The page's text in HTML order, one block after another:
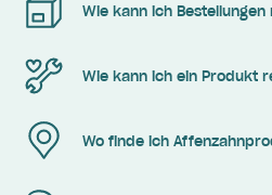
Wie kann ich
Wie kann ich ein Produkt
Wo finde ich